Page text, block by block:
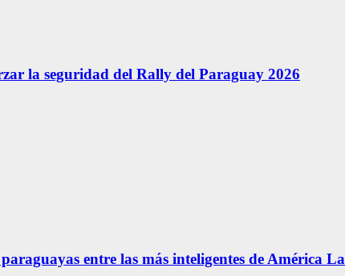
la seguridad del Rally del Paraguay 2026
entre las más inteligentes de América